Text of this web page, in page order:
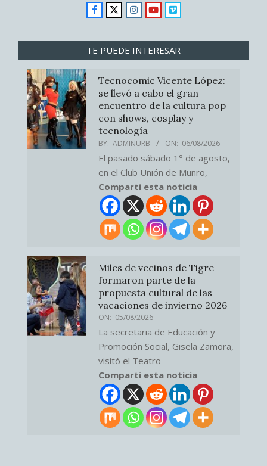
TE PUEDE INTERESAR
Tecnocomic Vicente López:
se llevó a cabo el gran
encuentro de la cultura pop
con shows, cosplay y
tecnología
BY: ADMINURB ON: 06/08/2026
El pasado sábado 1° de agosto,
en el Club Unión de Munro,
Comparti esta noticia
Miles de vecinos de Tigre
formaron parte de la
propuesta cultural de las
vacaciones de invierno 2026
ON: 05/08/2026
La secretaria de Educación y
Promoción Social, Gisela Zamora,
visitó el Teatro
Comparti esta noticia